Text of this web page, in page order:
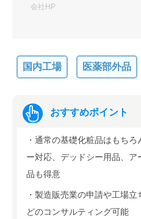
会社HP
国内工場 医薬部外品
おすすめポイント
・通常の基礎化粧品はもち
ー対応、デッドシー用品、
品も得意
・製造販売業の申請や工場
どのコンサルティング可能